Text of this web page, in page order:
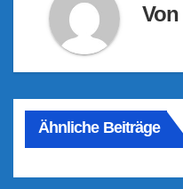
Von
Ähnliche Beiträge